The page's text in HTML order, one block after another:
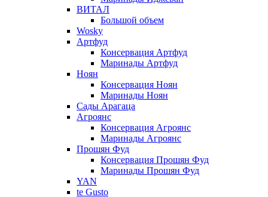
ВИТАЛ
Большой объем
Wosky
Артфуд
Консервация Артфуд
Маринады Артфуд
Ноян
Консервация Ноян
Маринады Ноян
Сады Арагаца
Агроянс
Консервация Агроянс
Маринады Агроянс
Прошян Фуд
Консервация Прошян Фуд
Маринады Прошян Фуд
YAN
te Gusto